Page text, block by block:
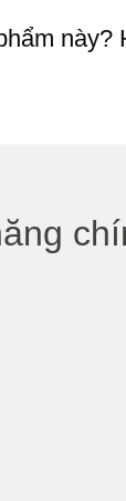
này?